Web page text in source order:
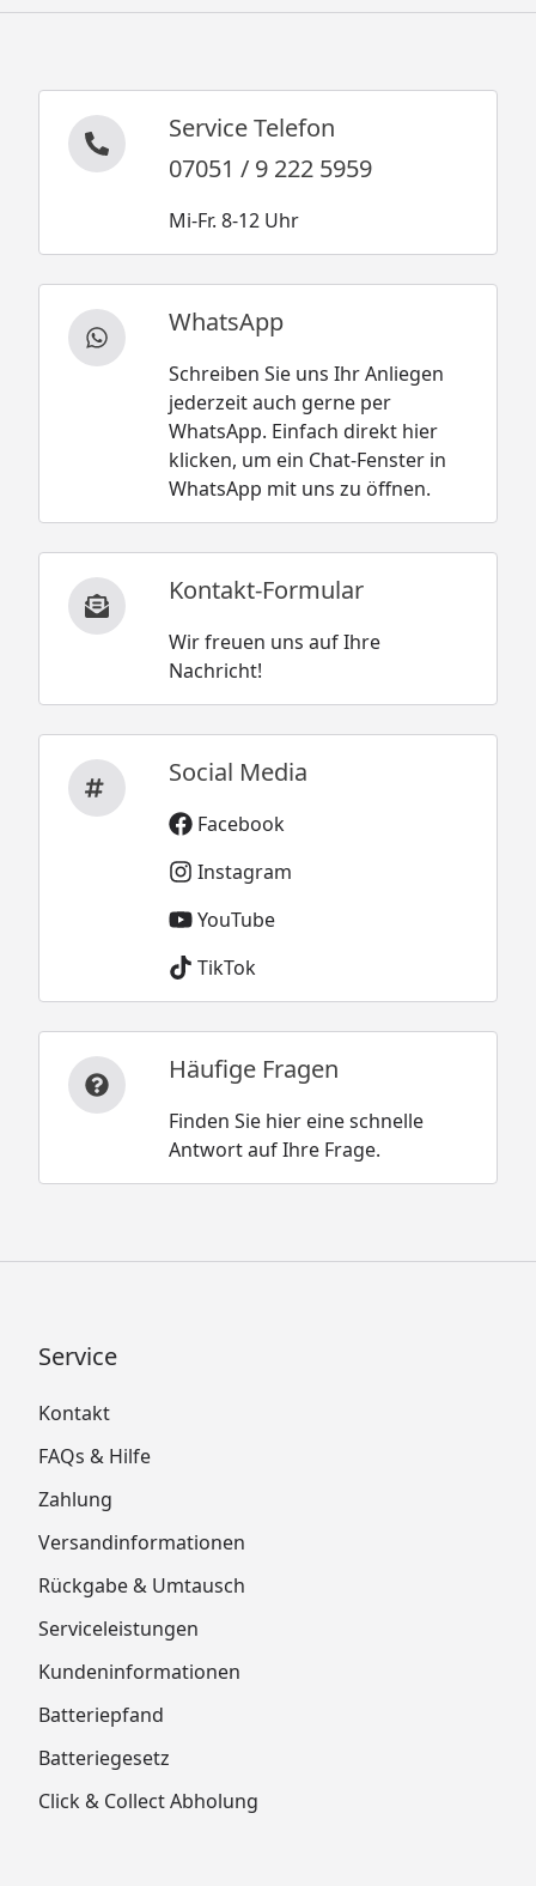
Service Telefon
07051 / 9 222 5959
Mi-Fr. 8-12 Uhr
WhatsApp
Schreiben Sie uns Ihr Anliegen
jederzeit auch gerne per
WhatsApp. Einfach direkt hier
klicken, um ein Chat-Fenster in
WhatsApp mit uns zu öffnen.
Kontakt-Formular
Wir freuen uns auf Ihre
Nachricht!
Social Media
Facebook
Instagram
YouTube
TikTok
Häufige Fragen
Finden Sie hier eine schnelle
Antwort auf Ihre Frage.
Service
Kontakt
FAQs & Hilfe
Zahlung
Versandinformationen
Rückgabe & Umtausch
Serviceleistungen
Kundeninformationen
Batteriepfand
Batteriegesetz
Click & Collect Abholung